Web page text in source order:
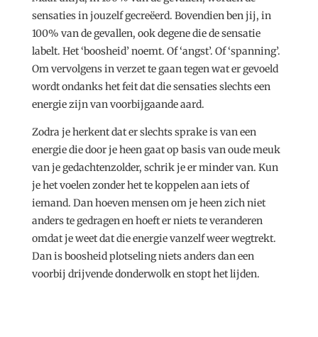
sensaties in jouzelf gecreëerd. Bovendien ben jij, in
100% van de gevallen, ook degene die de sensatie
labelt. Het ‘boosheid’ noemt. Of ‘angst’. Of ‘spanning’.
Om vervolgens in verzet te gaan tegen wat er gevoeld
wordt ondanks het feit dat die sensaties slechts een
energie zijn van voorbijgaande aard.
Zodra je herkent dat er slechts sprake is van een
energie die door je heen gaat op basis van oude meuk
van je gedachtenzolder, schrik je er minder van. Kun
je het voelen zonder het te koppelen aan iets of
iemand. Dan hoeven mensen om je heen zich niet
anders te gedragen en hoeft er niets te veranderen
omdat je weet dat die energie vanzelf weer wegtrekt.
Dan is boosheid plotseling niets anders dan een
voorbij drijvende donderwolk en stopt het lijden.